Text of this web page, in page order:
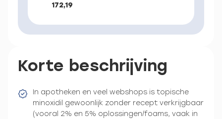
172,19
Korte beschrijving
In apotheken en veel webshops is topische
minoxidil gewoonlijk zonder recept verkrijgbaar
(vooral 2% en 5% oplossingen/foams, vaak in